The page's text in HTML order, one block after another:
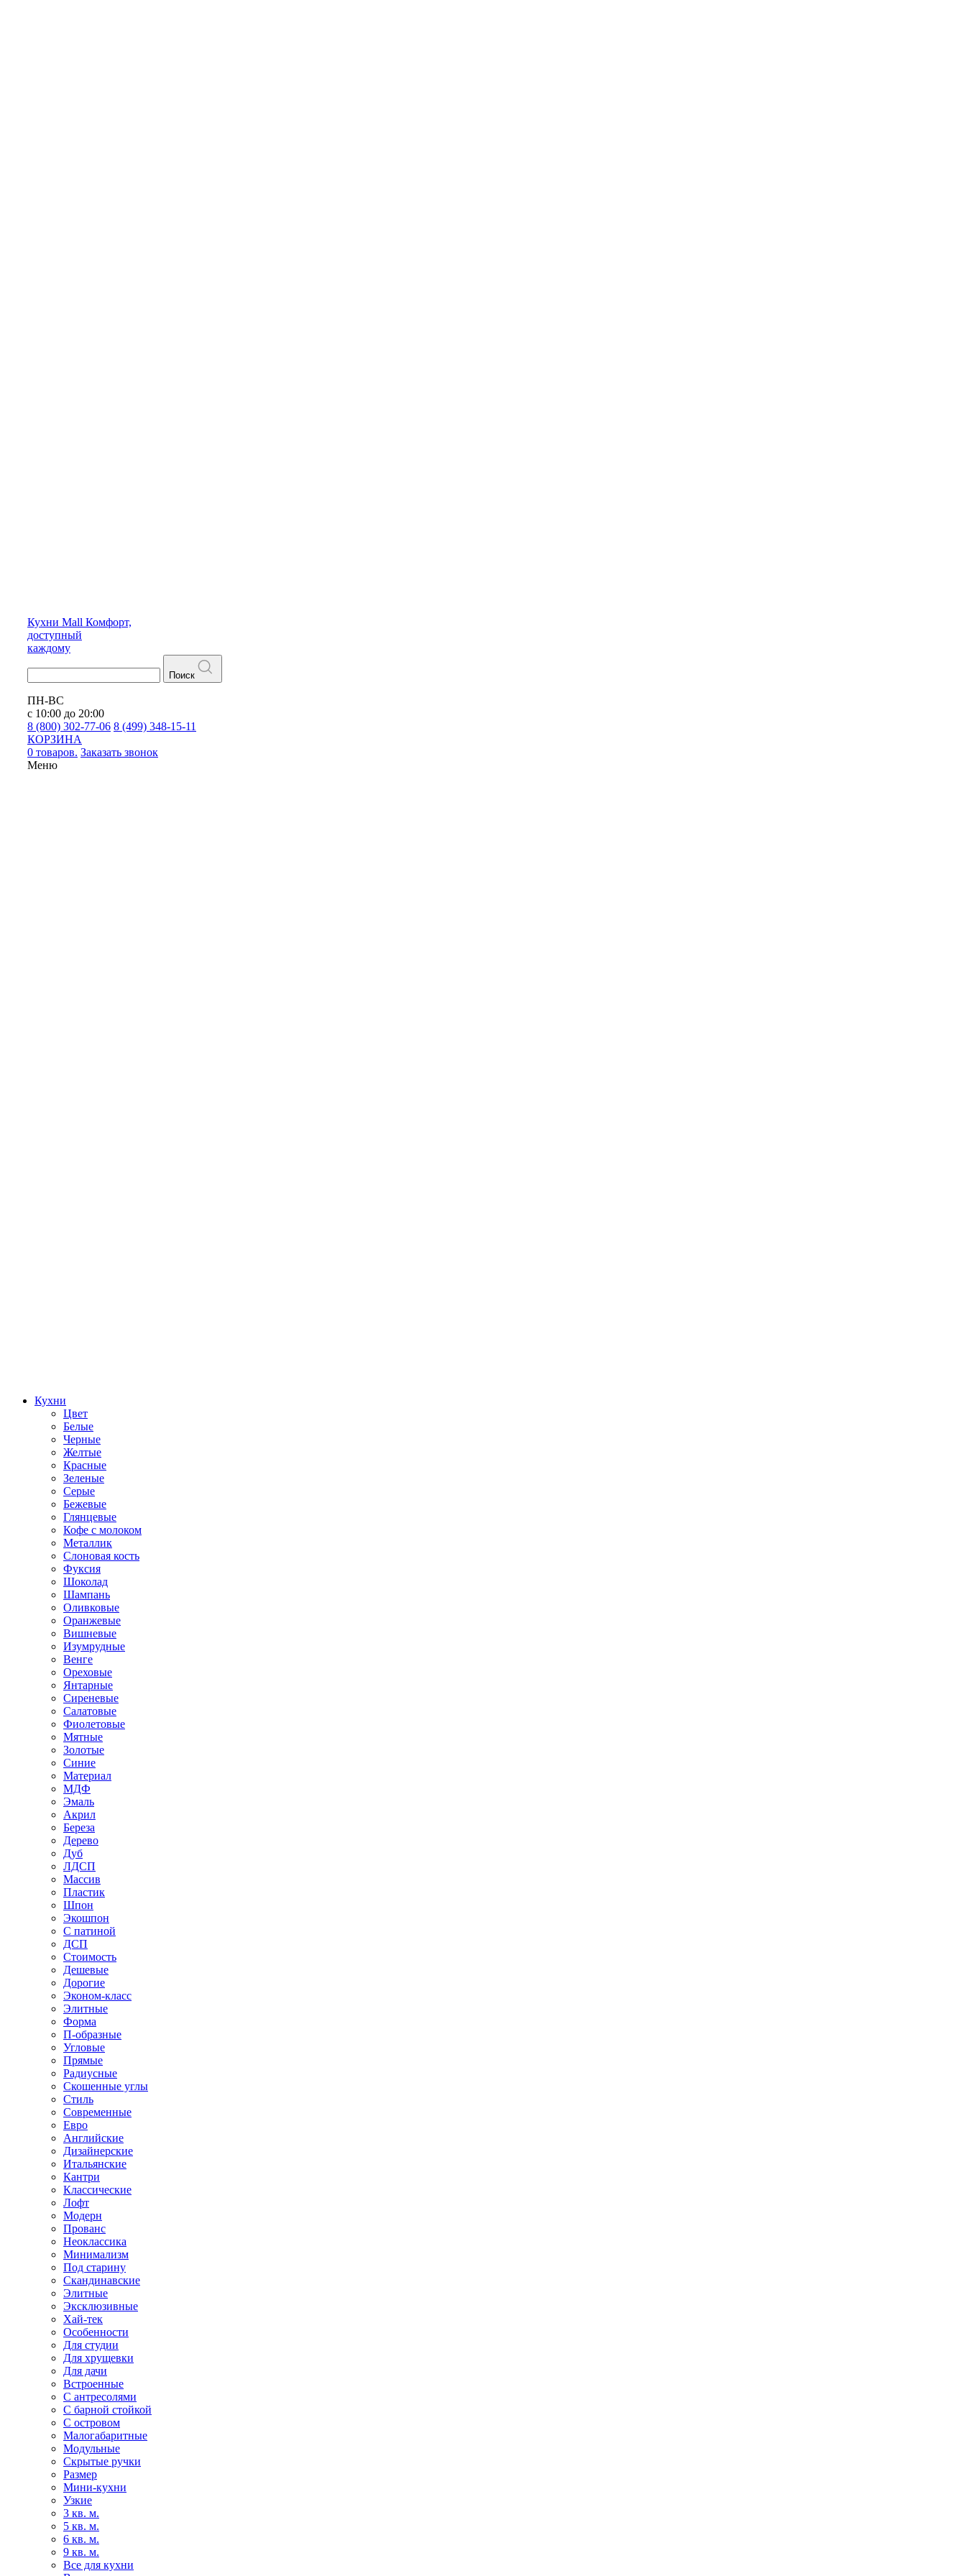
Кухни Mall Комфорт,
доступный
каждому
Поиск
ПН-ВС
с 10:00 до 20:00
8 (800) 302-77-06 8 (499) 348-15-11
КОРЗИНА
0 товаров. Заказать звонок
Меню
Кухни
Цвет
Белые
Черные
Желтые
Красные
Зеленые
Серые
Бежевые
Глянцевые
Кофе с молоком
Металлик
Слоновая кость
Фуксия
Шоколад
Шампань
Оливковые
Оранжевые
Вишневые
Изумрудные
Венге
Ореховые
Янтарные
Сиреневые
Салатовые
Фиолетовые
Мятные
Золотые
Синие
Материал
МДФ
Эмаль
Акрил
Береза
Дерево
Дуб
ЛДСП
Массив
Пластик
Шпон
Экошпон
С патиной
ДСП
Стоимость
Дешевые
Дорогие
Эконом-класс
Элитные
Форма
П-образные
Угловые
Прямые
Радиусные
Скошенные углы
Стиль
Современные
Евро
Английские
Дизайнерские
Итальянские
Кантри
Классические
Лофт
Модерн
Прованс
Неоклассика
Минимализм
Под старину
Скандинавские
Элитные
Эксклюзивные
Хай-тек
Особенности
Для студии
Для хрущевки
Для дачи
Встроенные
С антресолями
С барной стойкой
С островом
Малогабаритные
Модульные
Скрытые ручки
Размер
Мини-кухни
Узкие
3 кв. м.
5 кв. м.
6 кв. м.
9 кв. м.
Все для кухни